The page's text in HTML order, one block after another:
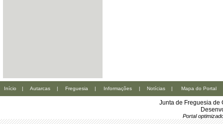
Início | Autarcas | Freguesia | Informações | Notícias | Mapa do Portal
Junta de Freguesia de
Portal